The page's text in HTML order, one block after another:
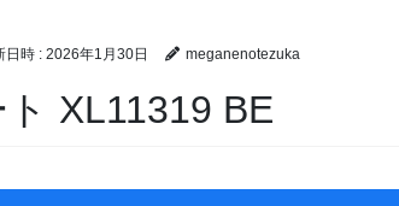
日時 : 2026年1月30日 meganenotezuka
XL11319 BE